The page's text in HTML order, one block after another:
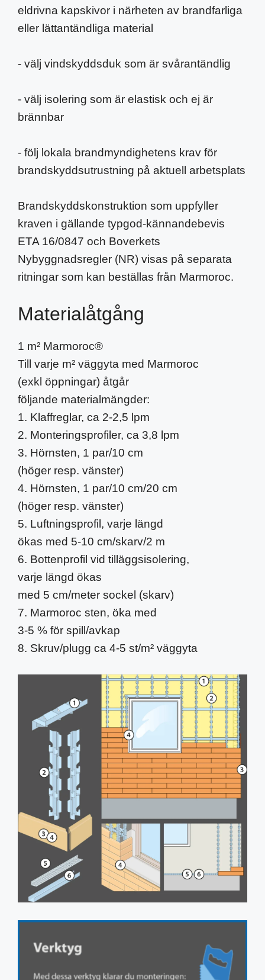
eldrivna kapskivor i närheten av brandfarliga
eller lättantändliga material
- välj vindskyddsduk som är svårantändlig
- välj isolering som är elastisk och ej är
brännbar
- följ lokala brandmyndighetens krav för
brandskyddsutrustning på aktuell arbetsplats
Brandskyddskonstruktion som uppfyller
kraven i gällande typgod-kännandebevis
ETA 16/0847 och Boverkets
Nybyggnadsregler (NR) visas på separata
ritningar som kan beställas från Marmoroc.
Materialåtgång
1 m² Marmoroc®
Till varje m² väggyta med Marmoroc
(exkl öppningar) åtgår
följande materialmängder:
1. Klaffreglar, ca 2-2,5 lpm
2. Monteringsprofiler, ca 3,8 lpm
3. Hörnsten, 1 par/10 cm
(höger resp. vänster)
4. Hörnsten, 1 par/10 cm/20 cm
(höger resp. vänster)
5. Luftningsprofil, varje längd
ökas med 5-10 cm/skarv/2 m
6. Bottenprofil vid tilläggsisolering,
varje längd ökas
med 5 cm/meter sockel (skarv)
7. Marmoroc sten, öka med
3-5 % för spill/avkap
8. Skruv/plugg ca 4-5 st/m² väggyta